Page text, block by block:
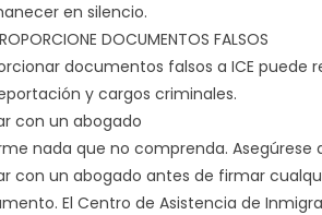
en silencio.
DOCUMENTOS FALSOS
documentos falsos a ICE puede
y cargos criminales.
con un abogado
nada que no comprenda. Asegúrese
con un abogado antes de firmar
El Centro de Asistencia de